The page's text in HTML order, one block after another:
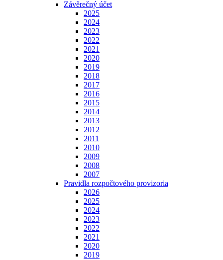
Závěrečný účet
2025
2024
2023
2022
2021
2020
2019
2018
2017
2016
2015
2014
2013
2012
2011
2010
2009
2008
2007
Pravidla rozpočtového provizoria
2026
2025
2024
2023
2022
2021
2020
2019